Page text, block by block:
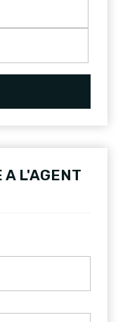
A L'AGENT